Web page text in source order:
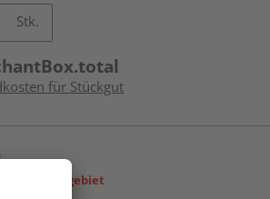
Stk.
für Stückgut
im Liefergebiet